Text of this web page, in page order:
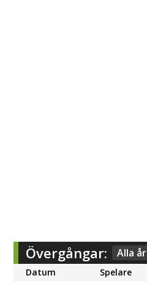
Övergångar: Alla år
Datum Spelare